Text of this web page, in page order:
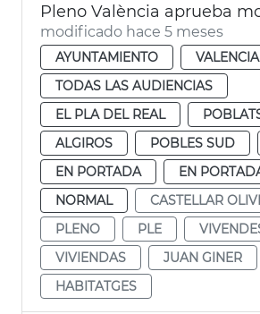
modificado hace 5 meses
AYUNTAMIENTO
VALENCIA
TODAS LAS AUDIENCIAS
EL PLA DEL REAL
ALGIROS
POBLES SUD
EN PORTADA
EN
NORMAL
CASTELLAR
PLENO
PLE
VIVIENDAS
JUAN GINER
HABITATGES